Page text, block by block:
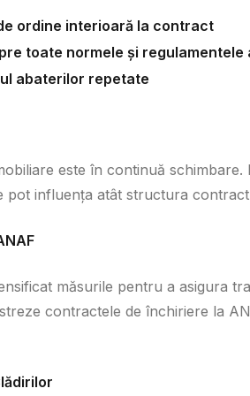
ordine interioară la contract
toate normele și regulamentele
abaterilor repetate
este în continuă
influența atât structura
măsurile pentru a asigura
contractele de închiriere la